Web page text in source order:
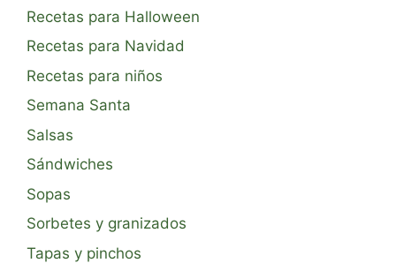
Recetas para Halloween
Recetas para Navidad
Recetas para niños
Semana Santa
Salsas
Sándwiches
Sopas
Sorbetes y granizados
Tapas y pinchos